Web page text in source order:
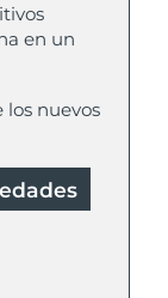
en un
los nuevos